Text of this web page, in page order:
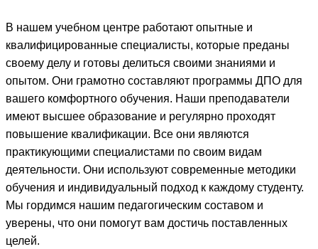
В нашем учебном центре работают опытные и
квалифицированные специалисты, которые преданы
своему делу и готовы делиться своими знаниями и
опытом. Они грамотно составляют программы ДПО для
вашего комфортного обучения. Наши преподаватели
имеют высшее образование и регулярно проходят
повышение квалификации. Все они являются
практикующими специалистами по своим видам
деятельности. Они используют современные методики
обучения и индивидуальный подход к каждому студенту.
Мы гордимся нашим педагогическим составом и
уверены, что они помогут вам достичь поставленных
целей.